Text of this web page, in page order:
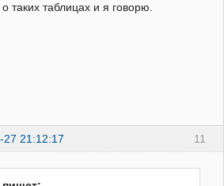
таких таблицах и я говорю.
11
27 21:12:17